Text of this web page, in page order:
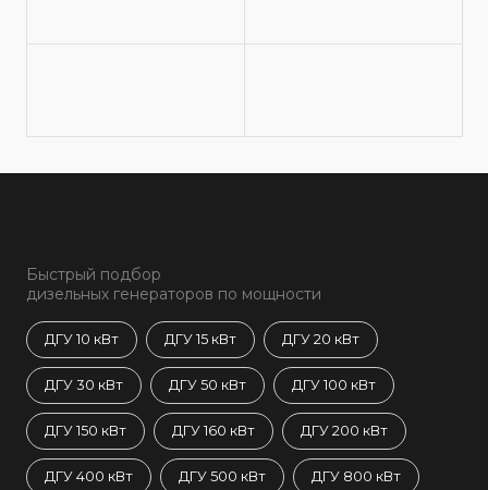
Быстрый подбор
дизельных генераторов по мощности
ДГУ 10 кВт ДГУ 15 кВт ДГУ 20 кВт
ДГУ 30 кВт ДГУ 50 кВт ДГУ 100 кВт
ДГУ 150 кВт ДГУ 160 кВт ДГУ 200 кВт
ДГУ 400 кВт ДГУ 500 кВт ДГУ 800 кВт